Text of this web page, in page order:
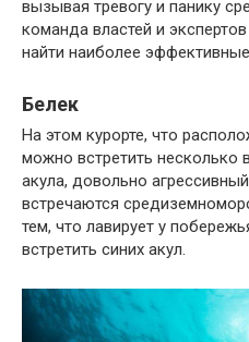
вызывая тревогу и панику
команда властей и
найти наиболее
Белек
На этом курорте, что
можно встретить несколько
акула, довольно
встречаются
тем, что лавирует у
встретить синих акул.